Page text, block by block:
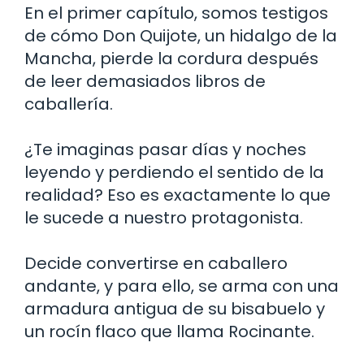
En el primer capítulo, somos testigos
de cómo Don Quijote, un hidalgo de la
Mancha, pierde la cordura después
de leer demasiados libros de
caballería.
¿Te imaginas pasar días y noches
leyendo y perdiendo el sentido de la
realidad? Eso es exactamente lo que
le sucede a nuestro protagonista.
Decide convertirse en caballero
andante, y para ello, se arma con una
armadura antigua de su bisabuelo y
un rocín flaco que llama Rocinante.